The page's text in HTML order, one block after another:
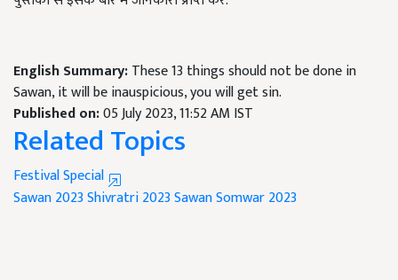
English Summary:These 13 things should not be done in
Sawan, it will be inauspicious, you will get sin.
Published on:05 July 2023, 11:52 AM IST
Related Topics
Festival Special
Sawan 2023Shivratri 2023Sawan Somwar 2023